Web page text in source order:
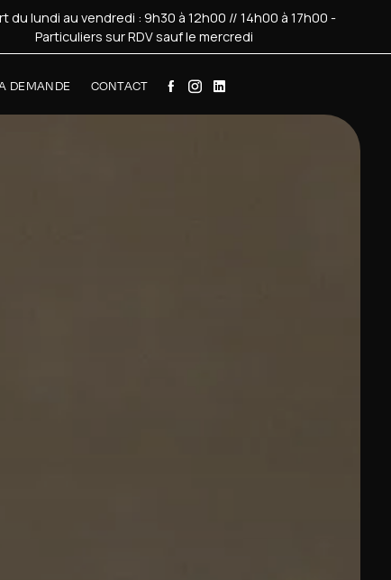
du lundi au vendredi : 9h30 à 12h00 // 14h00 à 17h00 -
Particuliers sur RDV sauf le mercredi
DEMANDE CONTACT